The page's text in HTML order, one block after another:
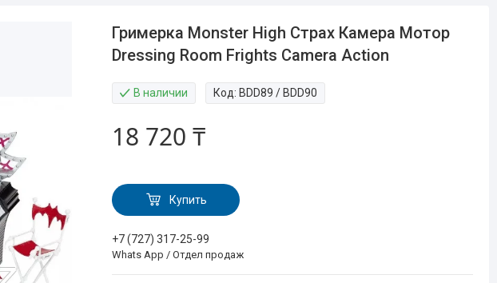
Гримерка Monster High Страх Камера Мотор
Dressing Room Frights Camera Action
В наличии Код: BDD89 / BDD90
18 720 ₸
Купить
+7 (727) 317-25-99
Whats App / Отдел продаж